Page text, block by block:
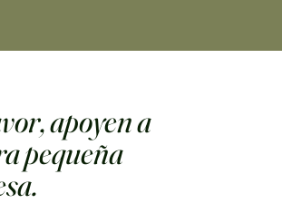
apoyen a
pequeña